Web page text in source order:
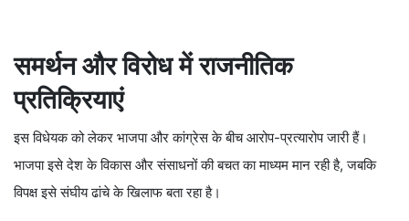
समर्थन और विरोध में राजनीतिक
प्रतिक्रियाएं
इस विधेयक को लेकर भाजपा और कांग्रेस के बीच आरोप-प्रत्यारोप जारी हैं।
भाजपा इसे देश के विकास और संसाधनों की बचत का माध्यम मान रही है, जबकि
विपक्ष इसे संघीय ढांचे के खिलाफ बता रहा है।